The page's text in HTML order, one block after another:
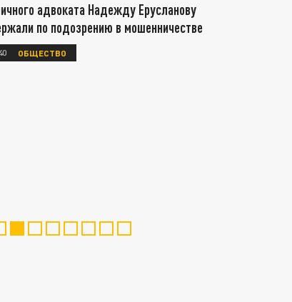
адвоката Надежду Ерусланову
по подозрению в мошенничестве
ОБЩЕСТВО